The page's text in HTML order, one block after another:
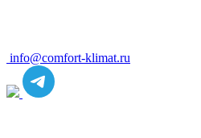
info@comfort-klimat.ru